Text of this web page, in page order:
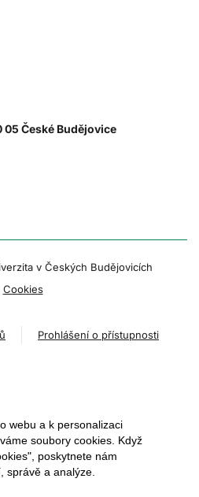
05 České Budějovice
v Českých Budějovicích
Cookies
Prohlášení o přístupnosti
webu a k personalizaci
soubory cookies. Když
poskytnete nám
správě a analýze.